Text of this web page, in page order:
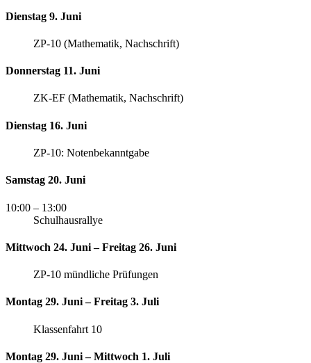
Dienstag 9. Juni
ZP-10 (Mathematik, Nachschrift)
Donnerstag 11. Juni
ZK-EF (Mathematik, Nachschrift)
Dienstag 16. Juni
ZP-10: Notenbekanntgabe
Samstag 20. Juni
10:00 – 13:00
Schulhausrallye
Mittwoch 24. Juni – Freitag 26. Juni
ZP-10 mündliche Prüfungen
Montag 29. Juni – Freitag 3. Juli
Klassenfahrt 10
Montag 29. Juni – Mittwoch 1. Juli